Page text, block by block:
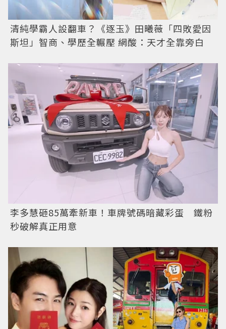
清純學霸人設翻車？《逐玉》田曦薇「四敗愛因
斯坦」智商、學歷全輾壓 網酸：天才全靠旁白
李多慧砸85萬牽新車！車牌號碼暗藏彩蛋 鐵粉
秒破解真正用意